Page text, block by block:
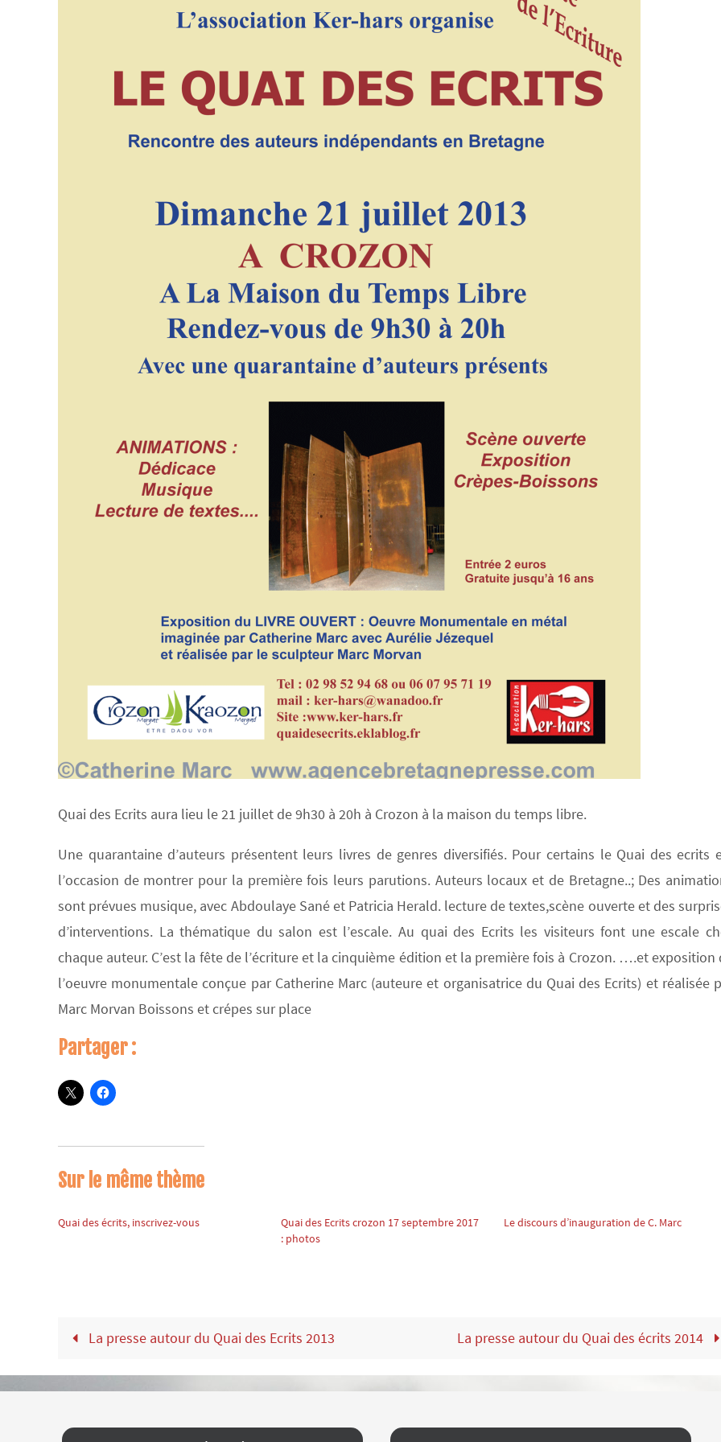
Quai des Ecrits aura lieu le 21 juillet de 9h30 à 20h à Crozon à la maison du temps libre.
Une quarantaine d’auteurs présentent leurs livres de genres diversifiés. Pour certains le Quai des ecrits
l’occasion de montrer pour la première fois leurs parutions. Auteurs locaux et de Bretagne..; Des
sont prévues musique, avec Abdoulaye Sané et Patricia Herald. lecture de textes,scène ouverte et des
d’interventions. La thématique du salon est l’escale. Au quai des Ecrits les visiteurs font une escale
chaque auteur. C’est la fête de l’écriture et la cinquième édition et la première fois à Crozon. ….et exposition
l’oeuvre monumentale conçue par Catherine Marc (auteure et organisatrice du Quai des Ecrits) et réalisée
Marc Morvan Boissons et crépes sur place
Partager :
Sur le même thème
Quai des écrits, inscrivez-vous
Quai des Ecrits crozon 17 septembre 2017
: photos
Le discours d’inauguration de C. Marc
La presse autour du Quai des Ecrits 2013 La presse autour du Quai des écrits 2014